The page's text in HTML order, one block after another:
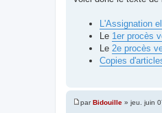
g
L'Assignation
Le 1er procès
Le 2e procès
Copies
M
parBidouille » jeu. juin